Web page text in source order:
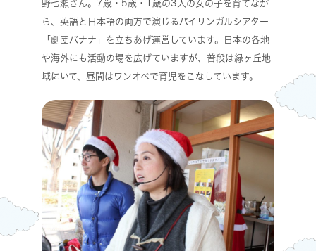
野七瀬さん。7歳・5歳・1歳の3人の女の子を育てなが
ら、英語と日本語の両方で演じるバイリンガルシアター
「劇団バナナ」を立ちあげ運営しています。日本の各地
や海外にも活動の場を広げていますが、普段は緑ヶ丘地
域にいて、昼間はワンオペで育児をこなしています。